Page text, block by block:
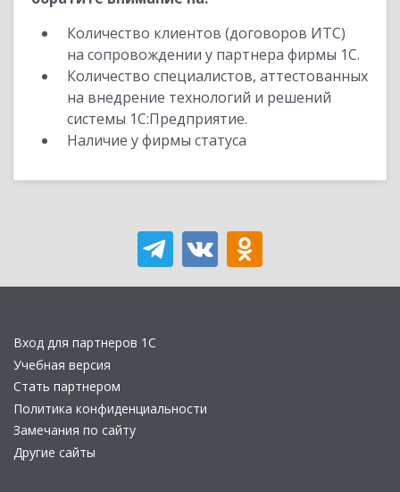
Количество клиентов (договоров ИТС)
на сопровождении у партнера фирмы 1С.
Количество специалистов, аттестованных
на внедрение технологий и решений
системы 1С:Предприятие.
Наличие у фирмы статуса
Вход для партнеров 1С
Учебная версия
Стать партнером
Политика конфиденциальности
Замечания по сайту
Другие сайты